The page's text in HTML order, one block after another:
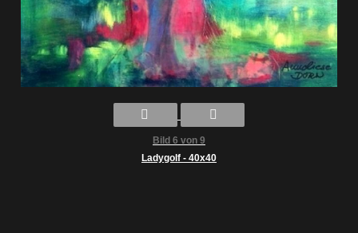
Bild 6 von 9
Ladygolf - 40x40